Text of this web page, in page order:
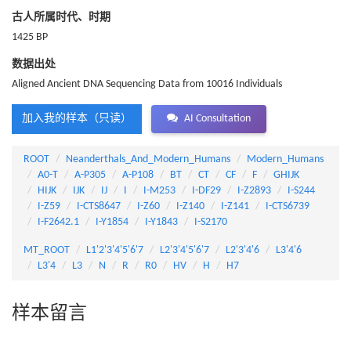
古人所属时代、时期
1425 BP
数据出处
Aligned Ancient DNA Sequencing Data from 10016 Individuals
加入我的样本（只读） AI Consultation
ROOT Neanderthals_And_Modern_Humans
Modern_Humans
A0-T
A-P305 A-P108 BT CT CF F
GHIJK
HIJK
IJK IJ I I-M253 I-DF29 I-Z2893
I-S244
I-Z59
I-CTS8647 I-Z60 I-Z140 I-Z141
I-CTS6739
I-F2642.1
I-Y1854 I-Y1843 I-S2170
MT_ROOT L1'2'3'4'5'6'7 L2'3'4'5'6'7 L2'3'4'6
L3'4'6
L3'4
L3 N R R0 HV H H7
样本留言